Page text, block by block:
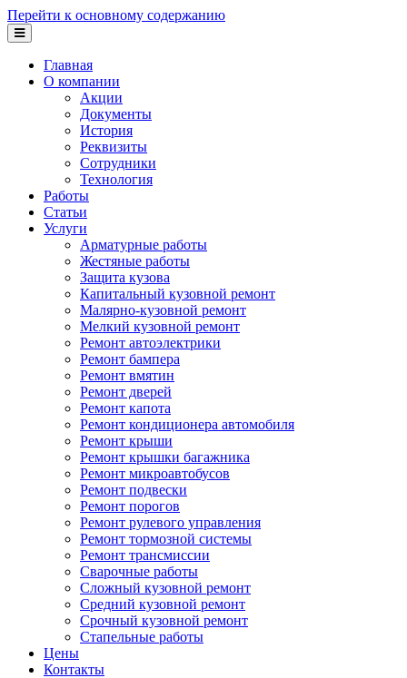
Перейти к основному содержанию
Главная
О компании
Акции
Документы
История
Реквизиты
Сотрудники
Технология
Работы
Статьи
Услуги
Арматурные работы
Жестяные работы
Защита кузова
Капитальный кузовной ремонт
Малярно-кузовной ремонт
Мелкий кузовной ремонт
Ремонт автоэлектрики
Ремонт бампера
Ремонт вмятин
Ремонт дверей
Ремонт капота
Ремонт кондиционера автомобиля
Ремонт крыши
Ремонт крышки багажника
Ремонт микроавтобусов
Ремонт подвески
Ремонт порогов
Ремонт рулевого управления
Ремонт тормозной системы
Ремонт трансмиссии
Сварочные работы
Сложный кузовной ремонт
Средний кузовной ремонт
Срочный кузовной ремонт
Стапельные работы
Цены
Контакты